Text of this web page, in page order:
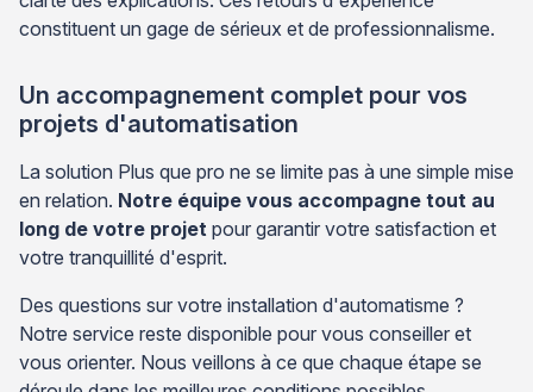
constituent un gage de sérieux et de professionnalisme.
Un accompagnement complet pour vos
projets d'automatisation
La solution Plus que pro ne se limite pas à une simple mise
en relation. Notre équipe vous accompagne tout au
long de votre projet pour garantir votre satisfaction et
votre tranquillité d'esprit.
Des questions sur votre installation d'automatisme ?
Notre service reste disponible pour vous conseiller et
vous orienter. Nous veillons à ce que chaque étape se